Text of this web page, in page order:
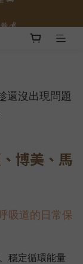
還沒出現問題
博美、馬
吸道的日常保
穩定循環能量